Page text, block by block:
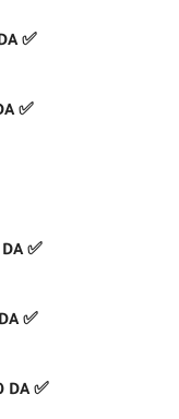
✅ Samsung A12 : 4/64 GB prix : 29.000 DA
✅ Samsung M21 : 4/64 GB prix : 35.000 DA
✅ Samsung M11 : 3/32 GB : prix : 26.000 DA
✅ Samsung A01 : 2/16 GB : prix : 18.000 DA
✅ Samsung M01 : 3/32 GB : prix : 22.000 DA